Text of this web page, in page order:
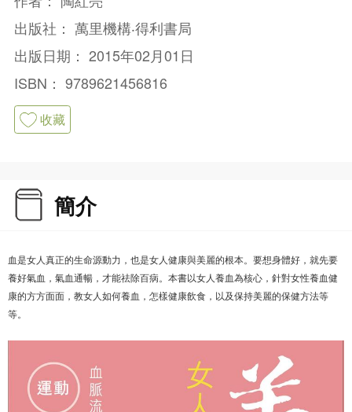
出版社： 萬里機構‧得利書局
出版日期： 2015年02月01日
ISBN： 9789621456816
收藏
簡介
血是女人真正的生命源動力，也是女人健康與美麗的根本。要想身體好，就先要
養好氣血，氣血通暢，才能祛除百病。本書以女人養血為核心，針對女性養血健
康的方方面面，教女人如何養血，怎樣健康飲食，以及保持美麗的保健方法等
等。